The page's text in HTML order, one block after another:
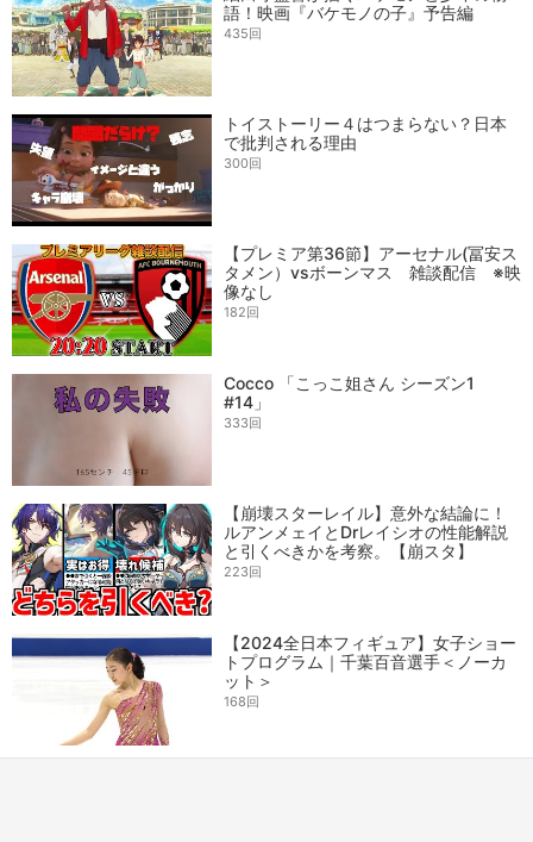
語！映画『バケモノの子』予告編
435回
トイストーリー４はつまらない？日本
で批判される理由
300回
【プレミア第36節】アーセナル(冨安ス
タメン）vsボーンマス 雑談配信 ※映
像なし
182回
Cocco 「こっこ姐さん シーズン1
#14」
333回
【崩壊スターレイル】意外な結論に！
ルアンメェイとDrレイシオの性能解説
と引くべきかを考察。【崩スタ】
223回
【2024全日本フィギュア】女子ショー
トプログラム｜千葉百音選手＜ノーカ
ット＞
168回